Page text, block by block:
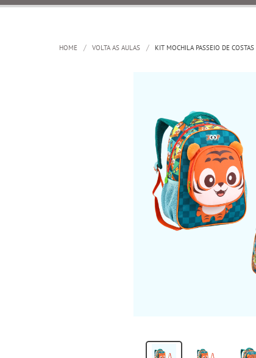
HOME VOLTA AS AULAS KIT MOCHILA PASSEIO DE